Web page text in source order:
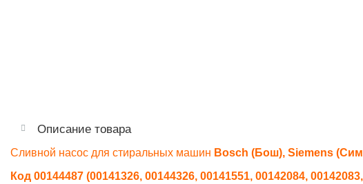
Описание товара
Сливной насос для стиральных машин Bosch (Бош), Siemens
Код 00144487 (00141326, 00144326, 00141551, 00142084,